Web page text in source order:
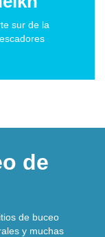
sur de la
de
de buceo
y muchas